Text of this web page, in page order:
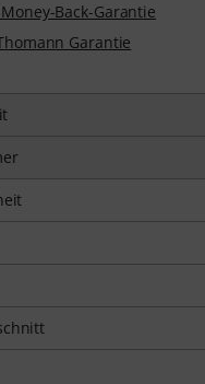
Back-Garantie
Garantie